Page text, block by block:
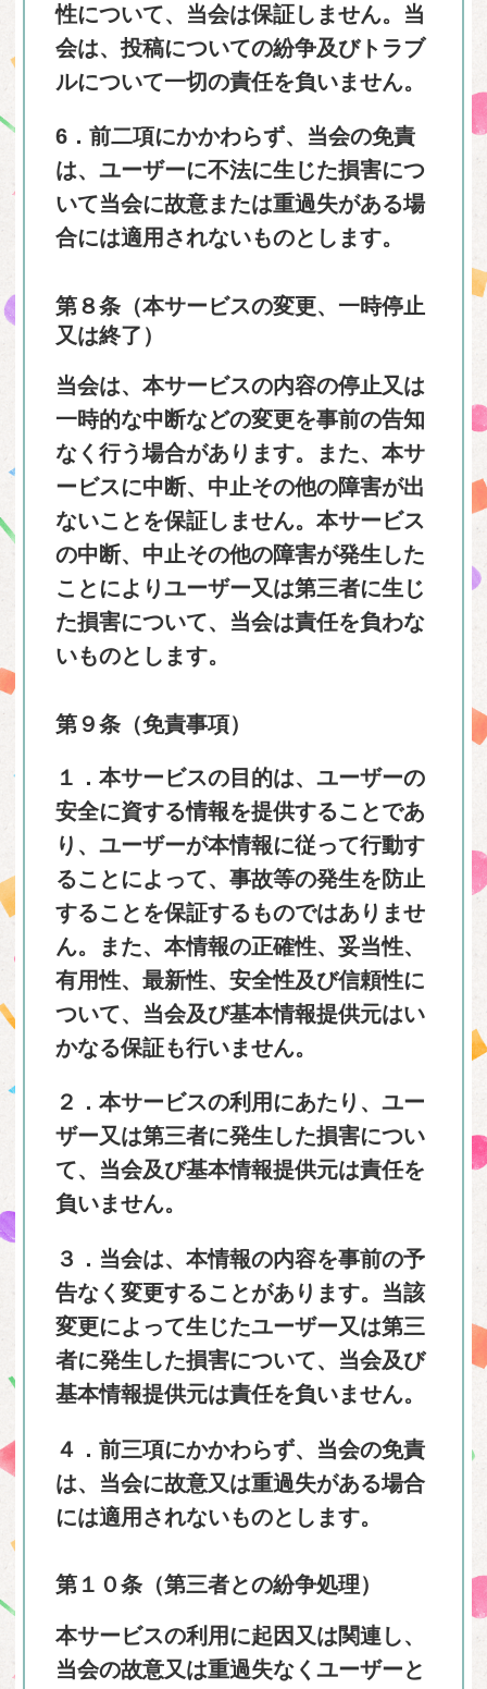
性について、当会は保証しません。当
会は、投稿についての紛争及びトラブ
ルについて一切の責任を負いません。
6．前二項にかかわらず、当会の免責
は、ユーザーに不法に生じた損害につ
いて当会に故意または重過失がある場
合には適用されないものとします。
第８条（本サービスの変更、一時停止
又は終了）
当会は、本サービスの内容の停止又は
一時的な中断などの変更を事前の告知
なく行う場合があります。また、本サ
ービスに中断、中止その他の障害が出
ないことを保証しません。本サービス
の中断、中止その他の障害が発生した
ことによりユーザー又は第三者に生じ
た損害について、当会は責任を負わな
いものとします。
第９条（免責事項）
１．本サービスの目的は、ユーザーの
安全に資する情報を提供することであ
り、ユーザーが本情報に従って行動す
ることによって、事故等の発生を防止
することを保証するものではありませ
ん。また、本情報の正確性、妥当性、
有用性、最新性、安全性及び信頼性に
ついて、当会及び基本情報提供元はい
かなる保証も行いません。
２．本サービスの利用にあたり、ユー
ザー又は第三者に発生した損害につい
て、当会及び基本情報提供元は責任を
負いません。
３．当会は、本情報の内容を事前の予
告なく変更することがあります。当該
変更によって生じたユーザー又は第三
者に発生した損害について、当会及び
基本情報提供元は責任を負いません。
４．前三項にかかわらず、当会の免責
は、当会に故意又は重過失がある場合
には適用されないものとします。
第１０条（第三者との紛争処理）
本サービスの利用に起因又は関連し、
当会の故意又は重過失なくユーザーと